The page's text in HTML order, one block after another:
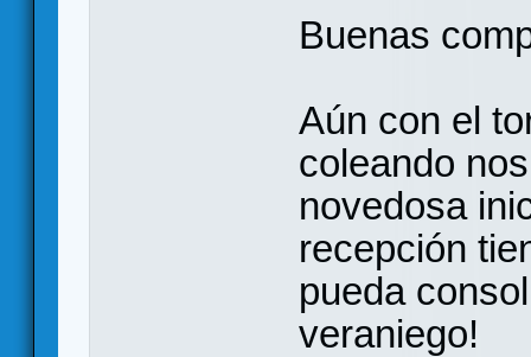
Buenas
Aún con el
coleando
novedosa
recepción
pueda
veraniego!